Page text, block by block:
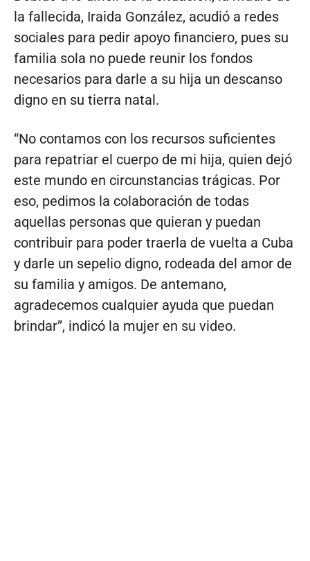
la fallecida, Iraida González, acudió a redes
sociales para pedir apoyo financiero, pues su
familia sola no puede reunir los fondos
necesarios para darle a su hija un descanso
digno en su tierra natal.
“No contamos con los recursos suficientes
para repatriar el cuerpo de mi hija, quien dejó
este mundo en circunstancias trágicas. Por
eso, pedimos la colaboración de todas
aquellas personas que quieran y puedan
contribuir para poder traerla de vuelta a Cuba
y darle un sepelio digno, rodeada del amor de
su familia y amigos. De antemano,
agradecemos cualquier ayuda que puedan
brindar”, indicó la mujer en su video.